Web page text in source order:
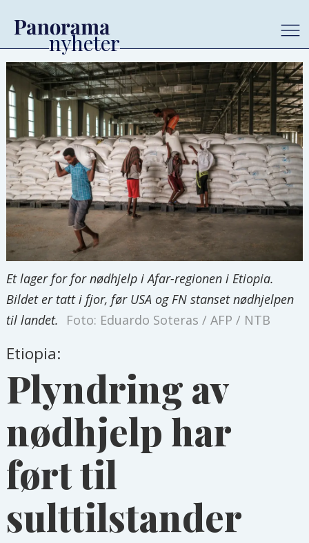
Et lager for for nødhjelp i Afar-regionen i Etiopia.
Bildet er tatt i fjor, før USA og FN stanset nødhjelpen
til landet.
Foto: Eduardo Soteras / AFP / NTB
Etiopia:
Plyndring av
nødhjelp har
ført til
sulttilstander